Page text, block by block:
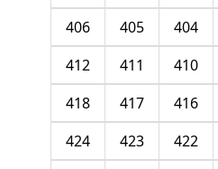
404
405
406
410
411
412
416
417
418
422
423
424